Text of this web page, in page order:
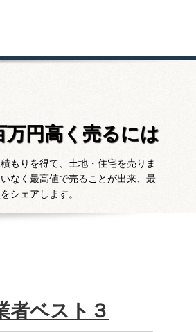
円高く売るには
もりを得て、土地・住宅を売りま
なく最高値で売ることが出来、最
シェアします。
者ベスト３